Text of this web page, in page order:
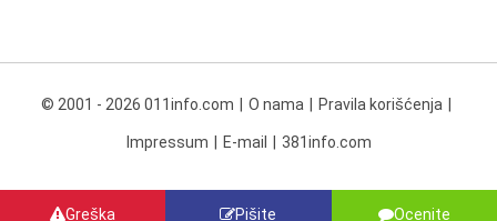
Greška Pišite Ocenite
© 2001 - 2026 011info.com O nama Pravila korišćenja
Impressum E-mail 381info.com